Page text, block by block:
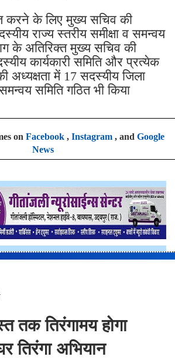
करने के लिए मुख्य सचिव की
राज्य स्तरीय समीक्षा व समन्वय
के अतिरिक्त मुख्य सचिव की
कार्यकारी समिति और प्रत्येक
अध्यक्षता में 17 सदस्यीय जिला
समिति गठित भी किया
on Facebook, Instagram, and Google
News
तक तिरंगामय होगा
तिरंगा अभियान